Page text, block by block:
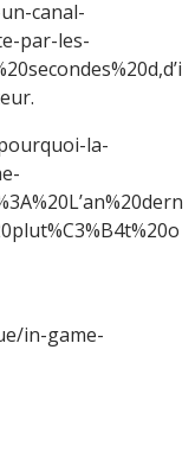
canal-
par-les-
la-
in-game-